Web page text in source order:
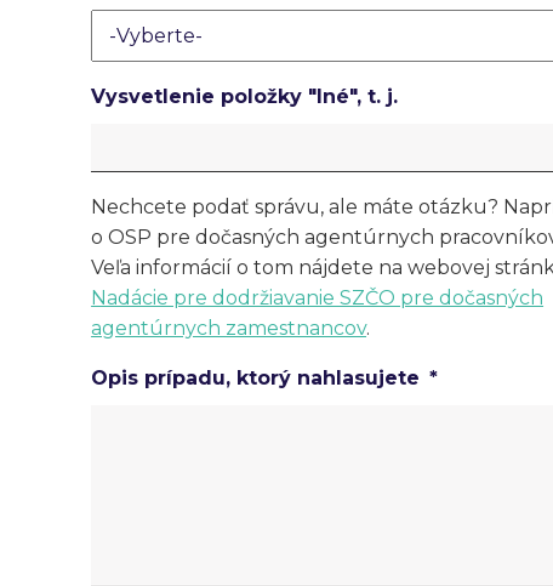
Vysvetlenie položky "Iné", t. j.
Nechcete podať správu, ale máte otázku?
o OSP pre dočasných agentúrnych
Veľa informácií o tom nájdete na webovej
Nadácie pre dodržiavanie SZČO pre dočasných
agentúrnych zamestnancov.
Opis prípadu, ktorý nahlasujete